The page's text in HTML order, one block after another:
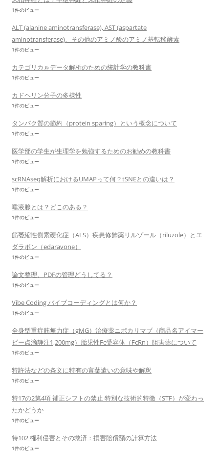
1件のビュー
ALT (alanine aminotransferase), AST (aspartate
aminotransferase)、その他のアミノ酸のアミノ基転移酵素
1件のビュー
カテゴリカㇽデータ解析のための統計学の教科書
1件のビュー
カドヘリン分子の多様性
1件のビュー
タンパク質の節約（protein sparing）という概念について
1件のビュー
医学部の学生が生理学を勉強するためのお勧めの教科書
1件のビュー
scRNAseq解析におけるUMAPって何？tSNEとの違いは？
1件のビュー
唾液腺とは？どこのある？
1件のビュー
筋萎縮性側索硬化症（ALS）疾患修飾薬リルゾール（riluzole）とエ
ダラボン（edaravone）
1件のビュー
論文整理、PDFの管理どうしてる？
1件のビュー
Vibe Coding バイブコーディングとは何か？
1件のビュー
全身型重症筋無力症（gMG）治療薬ニポカリマブ（商品名アイマー
ビー点滴静注1,200mg）胎児性Fc受容体（FcRn）阻害薬について
1件のビュー
特許法などの条文に特有の言葉遣いの意味や解釈
1件のビュー
特17の2第4項 補正シフトの禁止 特別な技術的特徴（STF）が変わっ
たかどうか
1件のビュー
特102 権利侵害とその救済：損害賠償額の計算方法
1件のビュー